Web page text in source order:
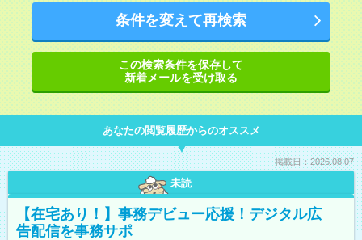
条件を変えて再検索
この検索条件を保存して
新着メールを受け取る
あなたの閲覧履歴からのオススメ
掲載日：2026.08.07
未読
【在宅あり！】事務デビュー応援！デジタル広
告配信を事務サポ